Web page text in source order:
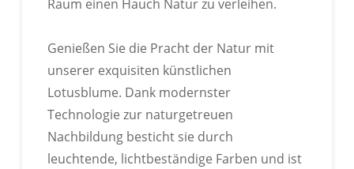
Raum einen Hauch Natur zu verleihen.
Genießen Sie die Pracht der Natur mit
unserer exquisiten künstlichen
Lotusblume. Dank modernster
Technologie zur naturgetreuen
Nachbildung besticht sie durch
leuchtende, lichtbeständige Farben und ist